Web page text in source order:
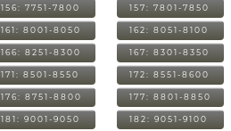
156: 7751-7800 157: 7801-7850
161: 8001-8050 162: 8051-8100
166: 8251-8300 167: 8301-8350
171: 8501-8550 172: 8551-8600
176: 8751-8800 177: 8801-8850
181: 9001-9050 182: 9051-9100